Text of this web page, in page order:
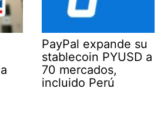
PayPal expande su
stablecoin PYUSD a
70 mercados,
incluido Perú